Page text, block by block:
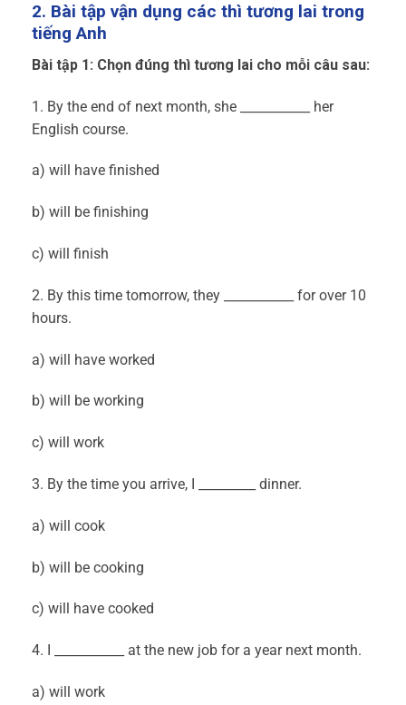
2. Bài tập vận dụng các thì tương lai trong
tiếng Anh
Bài tập 1: Chọn đúng thì tương lai cho mỗi câu sau:
1. By the end of next month, she ___________ her
English course.
a) will have finished
b) will be finishing
c) will finish
2. By this time tomorrow, they ___________ for over 10
hours.
a) will have worked
b) will be working
c) will work
3. By the time you arrive, I _________ dinner.
a) will cook
b) will be cooking
c) will have cooked
4. I ___________ at the new job for a year next month.
a) will work